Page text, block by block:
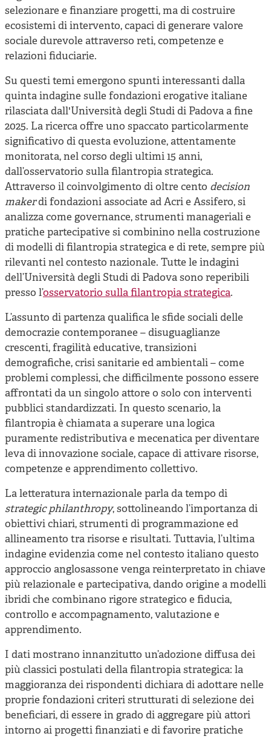
selezionare e finanziare progetti, ma di costruire
ecosistemi di intervento, capaci di generare valore
sociale durevole attraverso reti, competenze e
relazioni fiduciarie.
Su questi temi emergono spunti interessanti dalla
quinta indagine sulle fondazioni erogative italiane
rilasciata dall'Università degli Studi di Padova a fine
2025. La ricerca offre uno spaccato particolarmente
significativo di questa evoluzione, attentamente
monitorata, nel corso degli ultimi 15 anni,
dall’osservatorio sulla filantropia strategica.
Attraverso il coinvolgimento di oltre cento decision
makerdi fondazioni associate ad Acri e Assifero, si
analizza come governance, strumenti manageriali e
pratiche partecipative si combinino nella costruzione
di modelli di filantropia strategica e di rete, sempre più
rilevanti nel contesto nazionale. Tutte le indagini
dell’Università degli Studi di Padova sono reperibili
presso l’osservatorio sulla filantropia strategica.
L’assunto di partenza qualifica le sfide sociali delle
democrazie contemporanee – disuguaglianze
crescenti, fragilità educative, transizioni
demografiche, crisi sanitarie ed ambientali – come
problemi complessi, che difficilmente possono essere
affrontati da un singolo attore o solo con interventi
pubblici standardizzati. In questo scenario, la
filantropia è chiamata a superare una logica
puramente redistributiva e mecenatica per diventare
leva di innovazione sociale, capace di attivare risorse,
competenze e apprendimento collettivo.
La letteratura internazionale parla da tempo di
strategic philanthropy, sottolineando l’importanza di
obiettivi chiari, strumenti di programmazione ed
allineamento tra risorse e risultati. Tuttavia, l’ultima
indagine evidenzia come nel contesto italiano questo
approccio anglosassone venga reinterpretato in chiave
più relazionale e partecipativa, dando origine a modelli
ibridi che combinano rigore strategico e fiducia,
controllo e accompagnamento, valutazione e
apprendimento.
I dati mostrano innanzitutto un’adozione diffusa dei
più classici postulati della filantropia strategica: la
maggioranza dei rispondenti dichiara di adottare nelle
proprie fondazioni criteri strutturati di selezione dei
beneficiari, di essere in grado di aggregare più attori
intorno ai progetti finanziati e di favorire pratiche